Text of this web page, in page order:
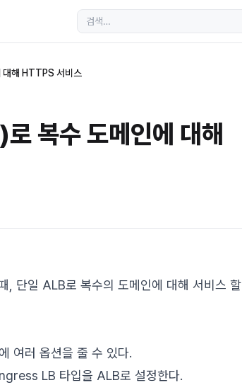
대해 HTTPS 서비스
복수 도메인에 대해
단일 ALB로 복수의 도메인에 대해 서비스 할
여러 옵션을 줄 수 있다.
LB 타입을 ALB로 설정한다.